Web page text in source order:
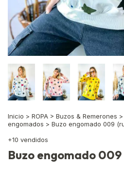
Inicio > ROPA > Buzos & Remerones >
engomados > Buzo engomado 009
+10 vendidos
Buzo engomado